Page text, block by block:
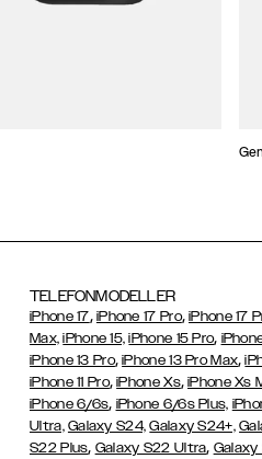
TELEFONMODELLER
iPhone 17, iPhone 17 Pro,iPhone 17
Max, iPhone 15, iPhone 15 Pro,
iPhone 13 Pro,iPhone 13 Pro Max,
iPhone 11 Pro,iPhone Xs,iPhone Xs
iPhone 6/6s, iPhone 6/6s Plus,
Ultra, Galaxy S24, Galaxy S24+,
S22 Plus, Galaxy S22 Ultra, Galaxy